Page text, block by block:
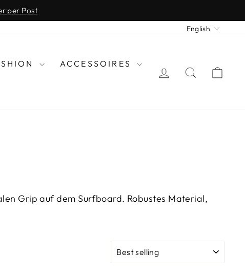
00 84
English
ACCESSOIRES
LOG INSEARCH
Grip auf dem Surfboard. Robustes Material,